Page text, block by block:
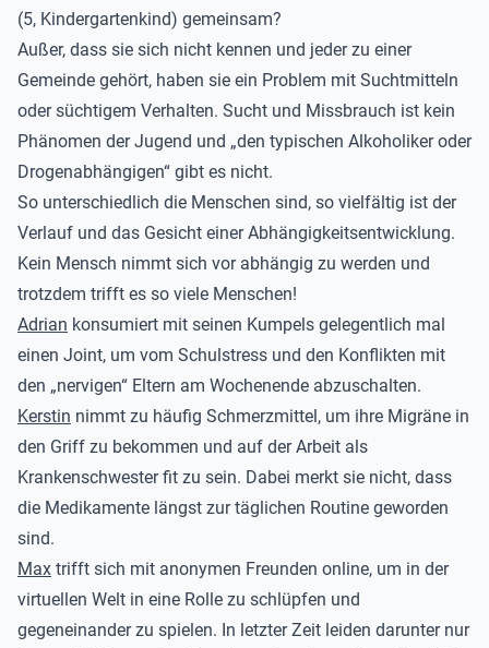
(5, Kindergartenkind) gemeinsam?
Außer, dass sie sich nicht kennen und jeder zu einer
Gemeinde gehört, haben sie ein Problem mit Suchtmitteln
oder süchtigem Verhalten. Sucht und Missbrauch ist kein
Phänomen der Jugend und „den typischen Alkoholiker oder
Drogenabhängigen“ gibt es nicht.
So unterschiedlich die Menschen sind, so vielfältig ist der
Verlauf und das Gesicht einer Abhängigkeitsentwicklung.
Kein Mensch nimmt sich vor abhängig zu werden und
trotzdem trifft es so viele Menschen!
Adrian konsumiert mit seinen Kumpels gelegentlich mal
einen Joint, um vom Schulstress und den Konflikten mit
den „nervigen“ Eltern am Wochenende abzuschalten.
Kerstin nimmt zu häufig Schmerzmittel, um ihre Migräne in
den Griff zu bekommen und auf der Arbeit als
Krankenschwester fit zu sein. Dabei merkt sie nicht, dass
die Medikamente längst zur täglichen Routine geworden
sind.
Max trifft sich mit anonymen Freunden online, um in der
virtuellen Welt in eine Rolle zu schlüpfen und
gegeneinander zu spielen. In letzter Zeit leiden darunter nur